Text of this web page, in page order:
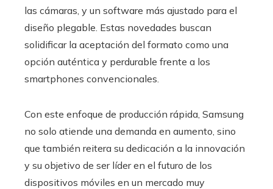
las cámaras, y un software más ajustado para el
diseño plegable. Estas novedades buscan
solidificar la aceptación del formato como una
opción auténtica y perdurable frente a los
smartphones convencionales.
Con este enfoque de producción rápida, Samsung
no solo atiende una demanda en aumento, sino
que también reitera su dedicación a la innovación
y su objetivo de ser líder en el futuro de los
dispositivos móviles en un mercado muy